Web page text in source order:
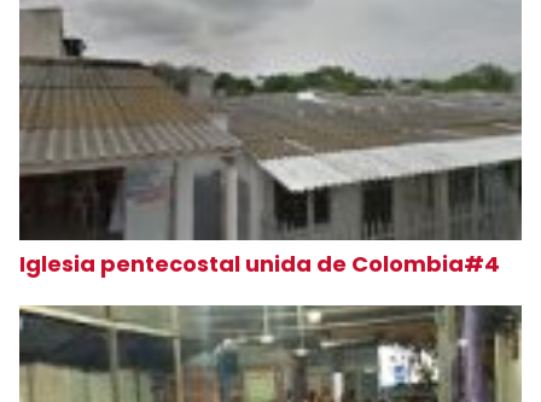
Iglesia pentecostal unida de Colombia#4